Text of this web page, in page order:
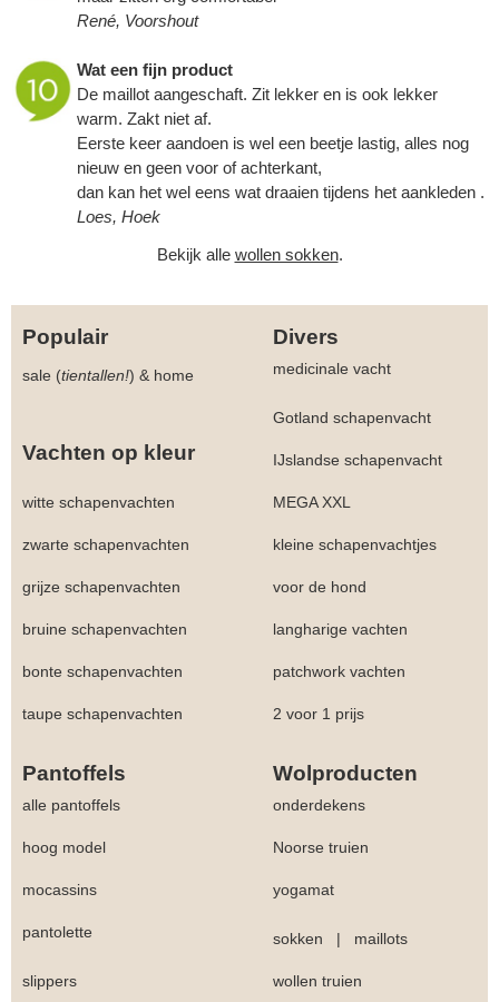
René, Voorshout
Wat een fijn product
De maillot aangeschaft. Zit lekker en is ook lekker
warm. Zakt niet af.
Eerste keer aandoen is wel een beetje lastig, alles nog
nieuw en geen voor of achterkant,
dan kan het wel eens wat draaien tijdens het aankleden .
Loes, Hoek
Bekijk alle wollen sokken.
Populair Divers
sale (tientallen!) & home medicinale vacht
Gotland schapenvacht
Vachten op kleur IJslandse schapenvacht
witte schapenvachten MEGA XXL
zwarte schapenvachten kleine schapenvachtjes
grijze schapenvachten voor de hond
bruine schapenvachten langharige vachten
bonte schapenvachten patchwork vachten
taupe schapenvachten 2 voor 1 prijs
Pantoffels Wolproducten
alle pantoffels onderdekens
hoog model Noorse truien
mocassins yogamat
pantolette sokken | maillots
slippers wollen truien